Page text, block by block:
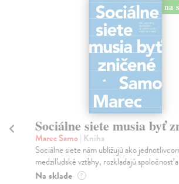
na
Sociálne siete musia byť
Marec Samo| Kniha
Sociálne siete nám ubližujú ako
medziľudské vzťahy, rozkladajú spoločnosť
Na sklade ?